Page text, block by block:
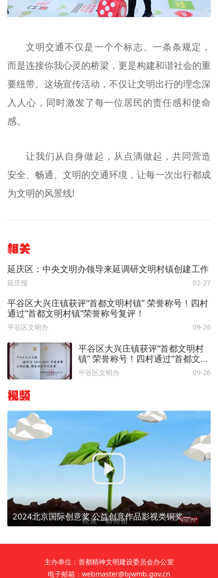
文明交通不仅是一个个标志、一条条规定，
而是连接你我心灵的桥梁，更是构建和谐社会的重
要纽带。这场宣传活动，不仅让文明出行的理念深
入人心，同时激发了每一位居民的责任感和使命
感。
让我们从自身做起，从点滴做起，共同营造
安全、畅通、文明的交通环境，让每一次出行都成
为文明的风景线!
相关
延庆区：中央文明办领导来延调研文明村镇创建工作
延庆报 02-27
平谷区大兴庄镇获评“首都文明村镇” 荣誉称号！四村
通过“首都文明村镇”荣誉称号复评！
平谷区文明办 09-26
平谷区大兴庄镇获评“首都文明村
镇” 荣誉称号！四村通过“首都文明
村镇”荣誉称号复评！
平谷区文明办 09-26
视频
2024北京国际创意奖 公益创意作品影视类铜奖——【植树造林、点亮京津冀】植树为了什么？
主办单位：首都精神文明建设委员会办公室
电子邮箱：webmaster@bjwmb.gov.cn